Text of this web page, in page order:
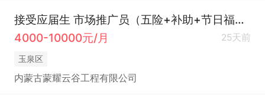
接受应届生 市场推广员（五险+补助+节日福利）
4000-10000元/月
25天前
玉泉区
内蒙古蒙耀云谷工程有限公司